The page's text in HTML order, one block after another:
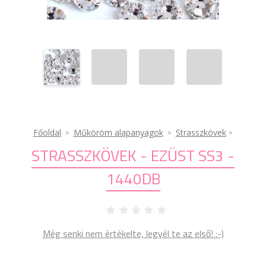
Főoldal Műköröm alapanyagok Strasszkövek
STRASSZKÖVEK - EZÜST SS3 -
1440DB
Még senki nem értékelte, legyél te az első! :-)